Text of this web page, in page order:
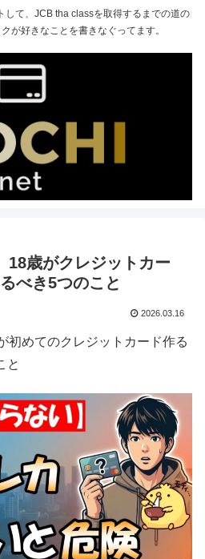
して、JCB tha classを取得するまでの道の
が好きなことを書きなぐってます。
18歳がクレジットカー
べき5つのこと
2026.03.16
初めてのクレジットカード作る
と